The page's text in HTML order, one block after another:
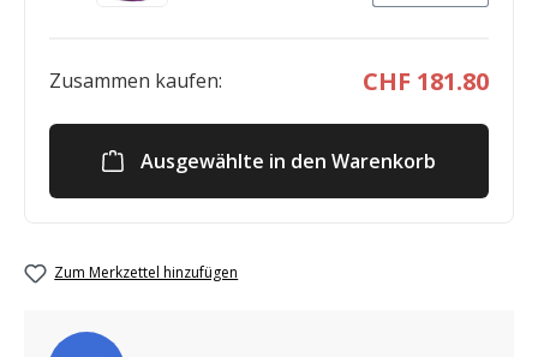
Zusammen kaufen: CHF 181.80
Ausgewählte in den Warenkorb
Zum Merkzettel hinzufügen